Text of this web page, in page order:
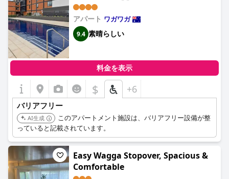
アパート ワガワガ
9.4 素晴らしい
料金を表示
$ +6
バリアフリー
AI生成
このアパートメント施設は、バリアフリー設備が整
っていると記載されています。
Easy Wagga Stopover, Spacious &
Comfortable